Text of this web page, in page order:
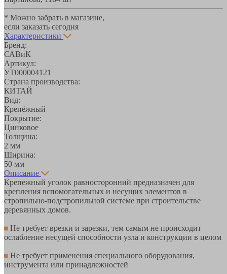
* Можно забрать в магазине,
если заказать сегодня
Характеристики
Бренд:
САВиК
Артикул:
УТ000004121
Страна производства:
КИТАЙ
Вид:
Крепёжный
Покрытие:
Цинковое
Толщина:
2 мм
Ширина:
50 мм
Описание
Крепежный уголок равносторонний предназначен для
крепления вспомогательных и несущих элементов в
стропильно-подстропильной системе при строительстве
деревянных домов.
Не требует врезки и зарезки, тем самым не происходит
ослабление несущей способности узла и конструкции в целом
Не требует применения специального оборудования,
инструмента или принадлежностей